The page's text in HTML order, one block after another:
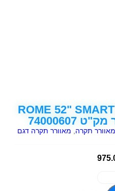
מאוורר תקרה חכם ROME 52" SMART
מאוורר תקרה
מאוורר תקרה דגם